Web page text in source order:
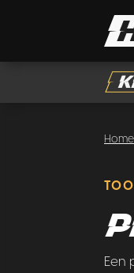
Home
Een